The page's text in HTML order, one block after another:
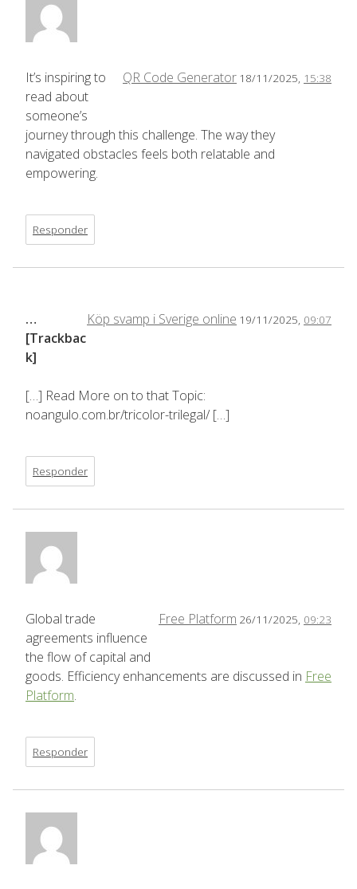
QR Code Generator 18/11/2025, 15:38
It’s inspiring to
read about
someone’s
journey through this challenge. The way they
navigated obstacles feels both relatable and
empowering.
Responder
Köp svamp i Sverige online 19/11/2025, 09:07
…
[Trackbac
k]
[…] Read More on to that Topic:
noangulo.com.br/tricolor-trilegal/ […]
Responder
Free Platform 26/11/2025, 09:23
Global trade
agreements influence
the flow of capital and
goods. Efficiency enhancements are discussed in Free
Platform.
Responder